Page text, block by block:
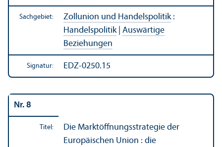
Sachgebiet: Zollunion und Handels­politik:
Handels­politik| Auswärtige
Beziehungen
Signatur: EDZ-0250.15
Nr. 8
Titel:
Die Markt­öffnungs­strategie der
Europäischen Union : die